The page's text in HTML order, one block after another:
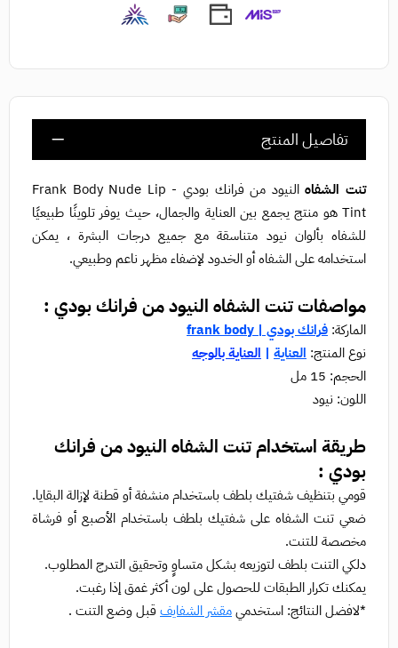
تفاصيل المنتج
تنت الشفاه
النيود من فرانك بودي - Frank Body Nude Lip
Tint هو منتج يجمع بين العناية والجمال، حيث يوفر تلوينًا طبيعيًا
للشفاه بألوان نيود متناسقة مع جميع درجات البشرة ، يمكن
استخدامه على الشفاه أو الخدود لإضفاء مظهر ناعم وطبيعي.
مواصفات تنت الشفاه النيود من فرانك بودي :
الماركة: فرانك بودي | frank body
نوع المنتج: العناية | العناية بالوجه
الحجم: 15 مل
اللون: نيود
طريقة استخدام تنت الشفاه النيود من فرانك
بودي :
قومي بتنظيف شفتيك بلطف باستخدام منشفة أو قطنة لإزالة البقايا.
ضعي تنت الشفاه على شفتيك بلطف باستخدام الأصبع أو فرشاة
مخصصة للتنت.
دلكي التنت بلطف لتوزيعه بشكل متساوٍ وتحقيق التدرج المطلوب.
يمكنك تكرار الطبقات للحصول على لون أكثر غمق إذا رغبت.
*لافضل النتائج: استخدميمقشر الشفايف قبل وضع التنت .